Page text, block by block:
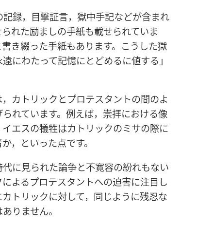
録，目撃証言，獄中手記などが含まれ
れた励ましの手紙も載せられていま
き綴った手紙もあります。こうした獄
にわたって記憶にとどめるに値する」
カトリックとプロテスタントの間のよ
れています。例えば，崇拝における像
エスの犠牲はカトリックのミサの際に
，といった点です。
に見られた論争と不寛容の紛れもない
よるプロテスタントへの迫害に注目し
トリックに対して，同じように残忍な
りません。